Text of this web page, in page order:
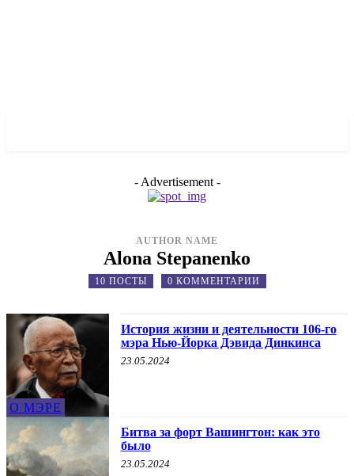
- Advertisement -
AUTHOR NAME
Alona Stepanenko
10 ПОСТЫ 0 КОММЕНТАРИИ
О МЭРЕ
История жизни и деятельности 106-го
мэра Нью-Йорка Дэвида Динкинса
23.05.2024
Битва за форт Вашингтон: как это
было
23.05.2024